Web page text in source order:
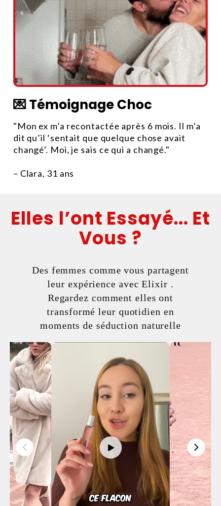
💌Témoignage Choc
"Mon ex m’a recontactée après 6 mois. Il m’a
dit qu’il ‘sentait que quelque chose avait
changé’. Moi, je sais ce qui a changé."
– Clara, 31 ans
Elles l’ont Essayé... Et
Vous ?
Des femmes comme vous partagent
leur expérience avec Elixir .
Regardez comment elles ont
transformé leur quotidien en
moments de séduction naturelle